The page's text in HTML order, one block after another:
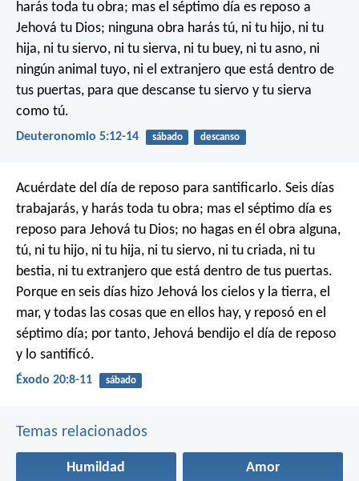
harás toda tu obra; mas el séptimo día es reposo a
Jehová tu Dios; ninguna obra harás tú, ni tu hijo, ni tu
hija, ni tu siervo, ni tu sierva, ni tu buey, ni tu asno, ni
ningún animal tuyo, ni el extranjero que está dentro de
tus puertas, para que descanse tu siervo y tu sierva
como tú.
Deuteronomio 5:12-14 sábado descanso
Acuérdate del día de reposo para santificarlo. Seis días
trabajarás, y harás toda tu obra; mas el séptimo día es
reposo para Jehová tu Dios; no hagas en él obra alguna,
tú, ni tu hijo, ni tu hija, ni tu siervo, ni tu criada, ni tu
bestia, ni tu extranjero que está dentro de tus puertas.
Porque en seis días hizo Jehová los cielos y la tierra, el
mar, y todas las cosas que en ellos hay, y reposó en el
séptimo día; por tanto, Jehová bendijo el día de reposo
y lo santificó.
Éxodo 20:8-11 sábado
Temas relacionados
Humildad Amor